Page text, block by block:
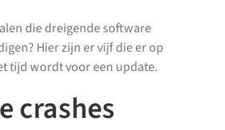
die dreigende software
Hier zijn er vijf die er op
tijd wordt voor een update.
crashes